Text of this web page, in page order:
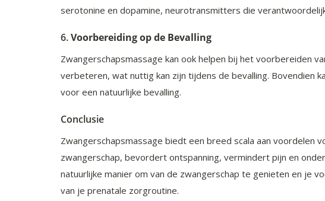
serotonine en dopamine, neurotransmitters die
6.Voorbereiding op de Bevalling
Zwangerschapsmassage kan ook helpen bij het voorbereiden
verbeteren, wat nuttig kan zijn tijdens de bevalling. Bovendien
voor een natuurlijke bevalling.
Conclusie
Zwangerschapsmassage biedt een breed scala aan voordelen
zwangerschap, bevordert ontspanning, vermindert pijn en
natuurlijke manier om van de zwangerschap te genieten en je
van je prenatale zorgroutine.